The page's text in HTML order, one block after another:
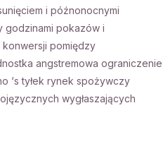
i późnonocnymi
godzinami pokazów i
pomiędzy
angstremowa ograniczenie
‘s tyłek rynek spożywczy
wygłaszających